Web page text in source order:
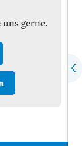
uns gerne.